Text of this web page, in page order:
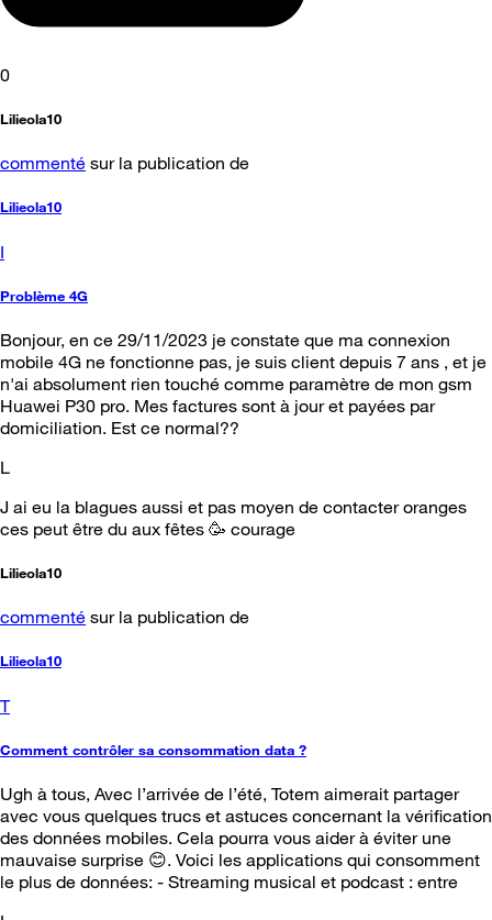
0
Lilieola10
commenté sur la publication de
Lilieola10
I
Problème 4G
Bonjour, en ce 29/11/2023 je constate que ma connexion
mobile 4G ne fonctionne pas, je suis client depuis 7 ans , et je
n'ai absolument rien touché comme paramètre de mon gsm
Huawei P30 pro. Mes factures sont à jour et payées par
domiciliation. Est ce normal??
L
J ai eu la blagues aussi et pas moyen de contacter oranges
ces peut être du aux fêtes 🥳 courage
Lilieola10
commenté sur la publication de
Lilieola10
T
Comment contrôler sa consommation data ?
Ugh à tous, Avec l’arrivée de l’été, Totem aimerait partager
avec vous quelques trucs et astuces concernant la vérification
des données mobiles. Cela pourra vous aider à éviter une
mauvaise surprise 😊. Voici les applications qui consomment
le plus de données: - Streaming musical et podcast : entre